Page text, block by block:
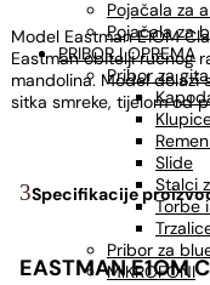
Pojačala za
Pojačala za
PRIBOR I OPREMA
Pribor za
Slide
Stalci
Torbe
Pribor za
MIKROFONI
Model Eastman E1OM
Eastman obitelji ručnog
mandolina. Model
sitka smreke, tijelom od
Specifikacije
EASTMAN E1OM